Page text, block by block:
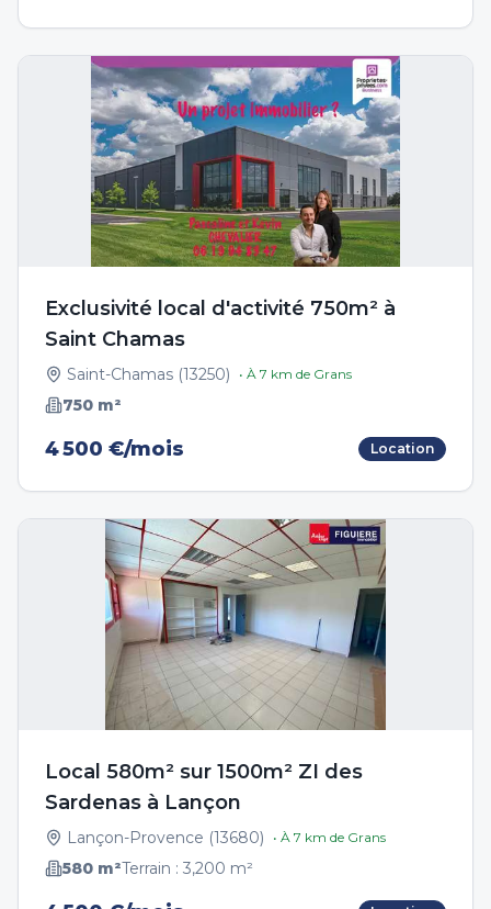
Exclusivité local d'activité 750m² à
Saint Chamas
Saint-Chamas (13250) • À 7 km de Grans
750 m²
4 500 €/mois Location
Local 580m² sur 1500m² ZI des
Sardenas à Lançon
Lançon-Provence (13680) • À 7 km de Grans
580 m²Terrain : 3,200 m²